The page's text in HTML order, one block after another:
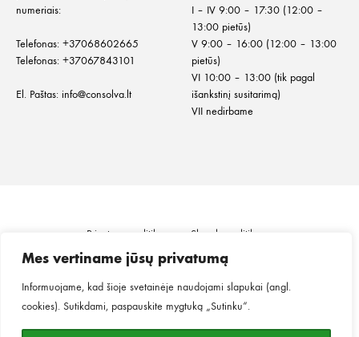
Mes vertiname jūsų privatumą
Informuojame, kad šioje svetainėje naudojami slapukai (angl.
cookies). Sutikdami, paspauskite mygtuką „Sutinku“.
numeriais:
Telefonas: +37068602665
Telefonas: +37067843101
El. Paštas: info@consolva.lt
I – IV 9:00 – 17:30 (12:00 –
13:00 pietūs)
V 9:00 – 16:00 (12:00 – 13:00
pietūs)
VI 10:00 – 13:00 (tik pagal
išankstinį susitarimą)
VII nedirbame
Privatumo politika
Slapukų politika
Informacija klientui
Prekių grąžinimas ir keitimas
Pirkimo taisyklės